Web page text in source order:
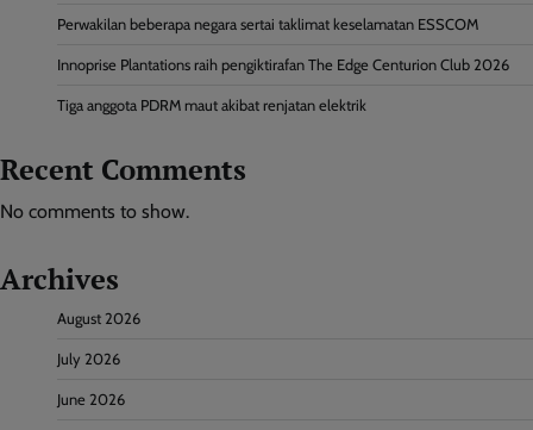
Perwakilan beberapa negara sertai taklimat keselamatan ESSCOM
Innoprise Plantations raih pengiktirafan The Edge Centurion Club 2026
Tiga anggota PDRM maut akibat renjatan elektrik
Recent Comments
No comments to show.
Archives
August 2026
July 2026
June 2026